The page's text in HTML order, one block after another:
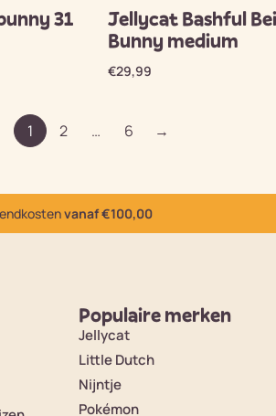
31
Jellycat Bashful
Bunny medium
€29,99
1 2 … 6 →
vanaf €100,00
Populaire merken
Jellycat
Little Dutch
Nijntje
Pokémon